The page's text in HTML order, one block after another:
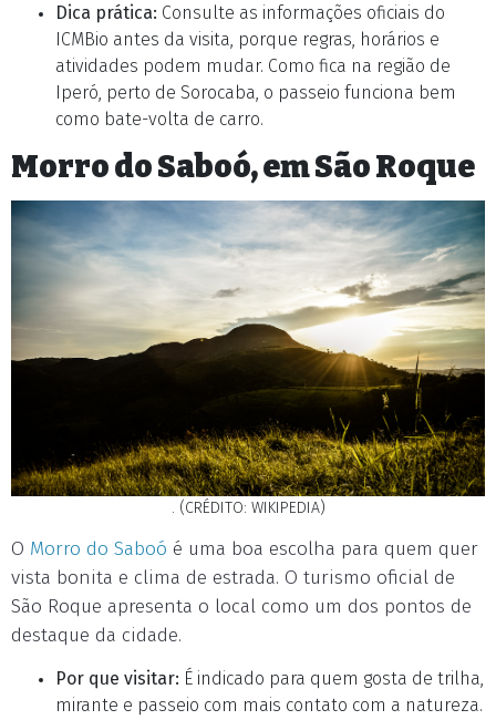
Dica prática: Consulte as informações oficiais do
ICMBio antes da visita, porque regras, horários e
atividades podem mudar. Como fica na região de
Iperó, perto de Sorocaba, o passeio funciona bem
como bate-volta de carro.
Morro do Saboó, em São Roque
. (CRÉDITO: WIKIPEDIA)
O Morro do Saboó é uma boa escolha para quem quer
vista bonita e clima de estrada. O turismo oficial de
São Roque apresenta o local como um dos pontos de
destaque da cidade.
Por que visitar: É indicado para quem gosta de trilha,
mirante e passeio com mais contato com a natureza.